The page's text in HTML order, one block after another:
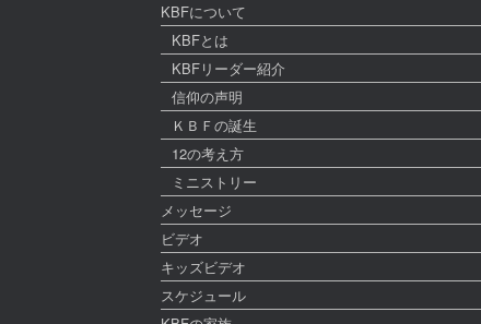
KBFについて
KBFとは
KBFリーダー紹介
信仰の声明
ＫＢＦの誕生
12の考え方
ミニストリー
メッセージ
ビデオ
キッズビデオ
スケジュール